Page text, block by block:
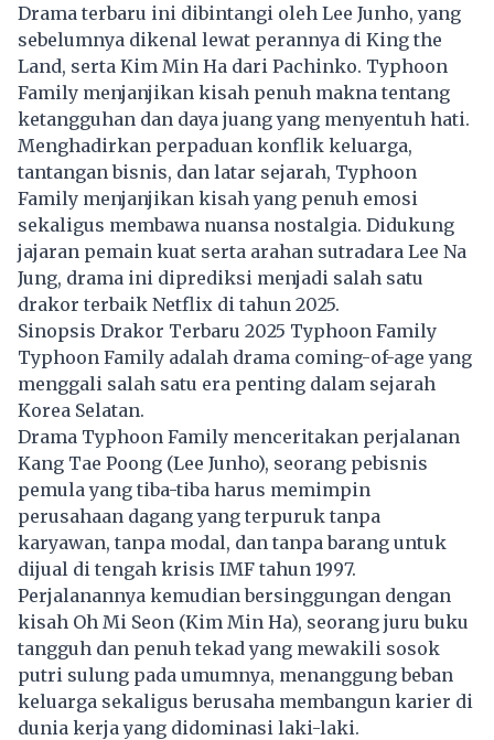
Drama terbaru ini dibintangi oleh Lee Junho, yang
sebelumnya dikenal lewat perannya di King the
Land, serta Kim Min Ha dari Pachinko. Typhoon
Family menjanjikan kisah penuh makna tentang
ketangguhan dan daya juang yang menyentuh hati.
Menghadirkan perpaduan konflik keluarga,
tantangan bisnis, dan latar sejarah, Typhoon
Family menjanjikan kisah yang penuh emosi
sekaligus membawa nuansa nostalgia. Didukung
jajaran pemain kuat serta arahan sutradara Lee Na
Jung, drama ini diprediksi menjadi salah satu
drakor terbaik Netflix di tahun 2025.
Sinopsis Drakor Terbaru 2025 Typhoon Family
Typhoon Family adalah drama coming-of-age yang
menggali salah satu era penting dalam sejarah
Korea Selatan.
Drama Typhoon Family menceritakan perjalanan
Kang Tae Poong (Lee Junho), seorang pebisnis
pemula yang tiba-tiba harus memimpin
perusahaan dagang yang terpuruk tanpa
karyawan, tanpa modal, dan tanpa barang untuk
dijual di tengah krisis IMF tahun 1997.
Perjalanannya kemudian bersinggungan dengan
kisah Oh Mi Seon (Kim Min Ha), seorang juru buku
tangguh dan penuh tekad yang mewakili sosok
putri sulung pada umumnya, menanggung beban
keluarga sekaligus berusaha membangun karier di
dunia kerja yang didominasi laki-laki.